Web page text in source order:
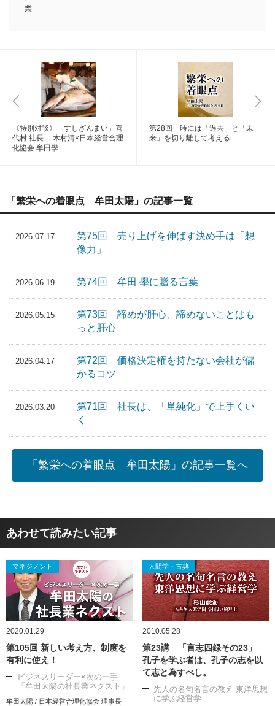
業
《特別対談》「すしざんまい」喜
代村 社長 木村清×日本経営合理
化協会 牟田學
第28回 時には「過去」と「未
来」を切り離して考える
「繁栄への着眼点 牟田太陽」の記事一覧
2026.07.17
第75回 売り上げを伸ばす決め手は「想
像力」
2026.06.19 第74回 牟田 學に贈る言葉
2026.05.15
第73回 諦めが肝心、諦めないことはも
っと肝心
2026.04.17
第72回 価格決定権を持たない会社が儲
かるコツ
2026.03.20
第71回 社長は、「単純化」で上手くい
く
「繁栄への着眼点 牟田太陽」の記事一覧へ
あわせて読みたい記事
マネジメント
2020.01.29
第105回 新しい考え方、制度を
有利に使え！
ビジネスリーダー×次の一手
「牟田太陽の社長業ネクスト」
牟田太陽 / 日本経営合理化協会 理事長
人間学・古典
2010.05.28
第23講 「言志四録その23」
孔子を学ぶ者は、孔子の志を以
て志と為すべし。
先人の名句名言の教え 東洋思想
に学ぶ経営学